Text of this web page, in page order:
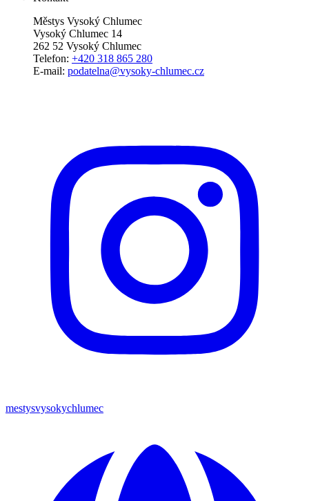
Městys Vysoký Chlumec
Vysoký Chlumec 14
262 52 Vysoký Chlumec
Telefon: +420 318 865 280
E-mail: podatelna@vysoky-chlumec.cz
mestysvysokychlumec